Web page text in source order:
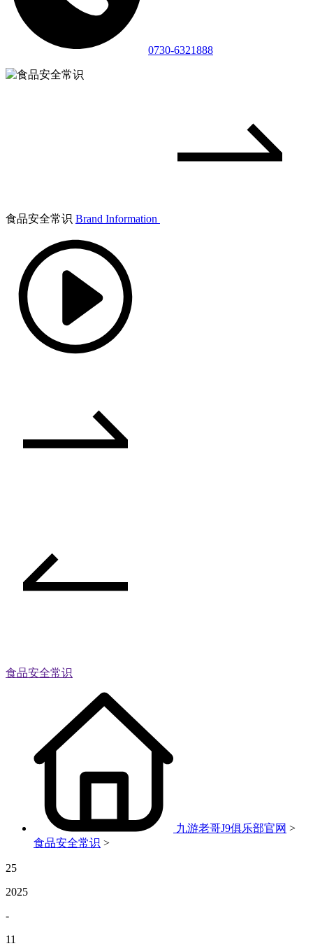
0730-6321888
食品安全常识 Brand Information
食品安全常识
九游老哥J9俱乐部官网 >
食品安全常识 >
25
2025
-
11